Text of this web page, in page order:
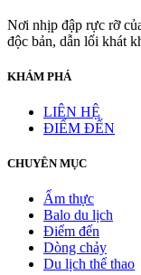
Nơi nhịp đập rực rỡ
độc bản, dẫn lối khát
KHÁM PHÁ
LIÊN HỆ
ĐIỂM ĐẾN
CHUYÊN MỤC
Ẩm thực
Balo du lịch
Điểm đến
Dòng chảy
Du lịch thể thao